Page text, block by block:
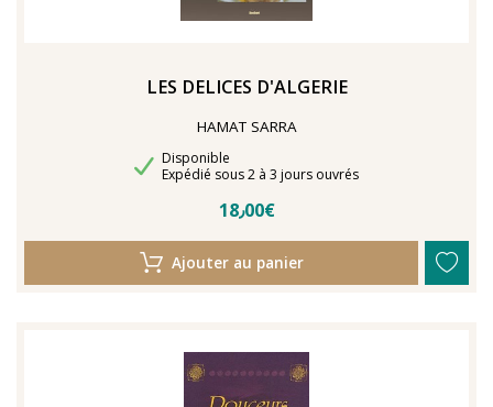
LES DELICES D'ALGERIE
HAMAT SARRA
Disponibilité
Disponible
Délais de livraison
Expédié sous 2 à 3 jours ouvrés
18٫00€
Ajouter au panier